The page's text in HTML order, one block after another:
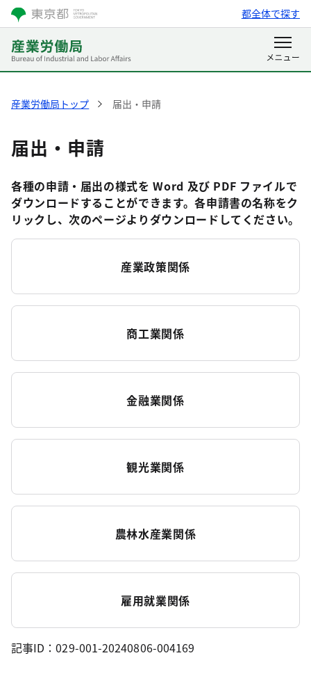
都全体で探す
産業労働局トップ 届出・申請
届出・申請
各種の申請・届出の様式を Word 及び PDF ファイルで
ダウンロードすることができます。各申請書の名称をク
リックし、次のページよりダウンロードしてください。
産業政策関係
商工業関係
金融業関係
観光業関係
農林水産業関係
雇用就業関係
記事ID：029-001-20240806-004169